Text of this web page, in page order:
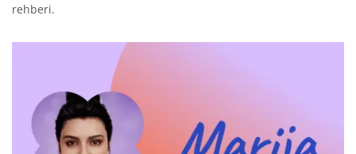
rehberi.